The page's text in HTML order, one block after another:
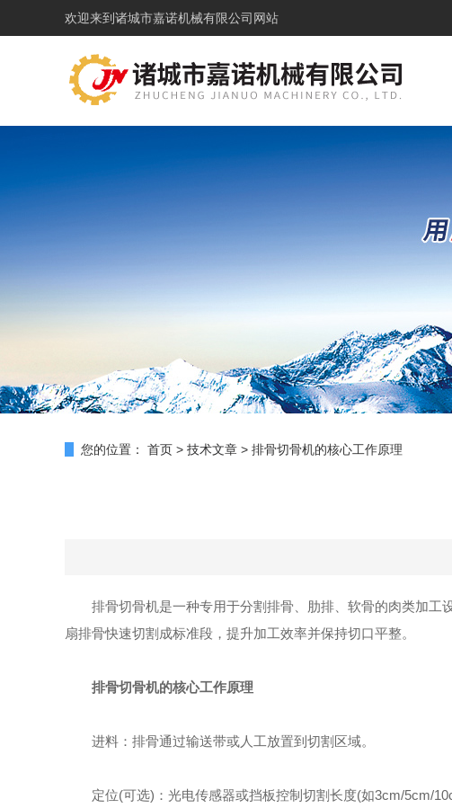
欢迎来到 诸城市嘉诺机械有限公司网站
您的位置： 首页 > 技术文章 > 排骨切骨机的核心工作原理
排骨切骨机是一种专用于分割排骨、肋排、软骨的肉类加工
扇排骨快速切割成标准段，提升加工效率并保持切口平整。
排骨切骨机的核心工作原理
进料：排骨通过输送带或人工放置到切割区域。
定位(可选)：光电传感器或挡板控制切割长度(如3cm/5cm/